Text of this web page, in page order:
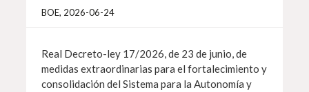
BOE, 2026-06-24
Real Decreto-ley 17/2026, de 23 de junio, de
medidas extraordinarias para el fortalecimiento y
consolidación del Sistema para la Autonomía y